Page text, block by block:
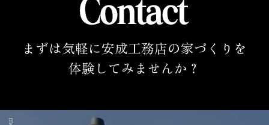
まずは気軽に安成工務店の家づくりを
体験してみませんか？